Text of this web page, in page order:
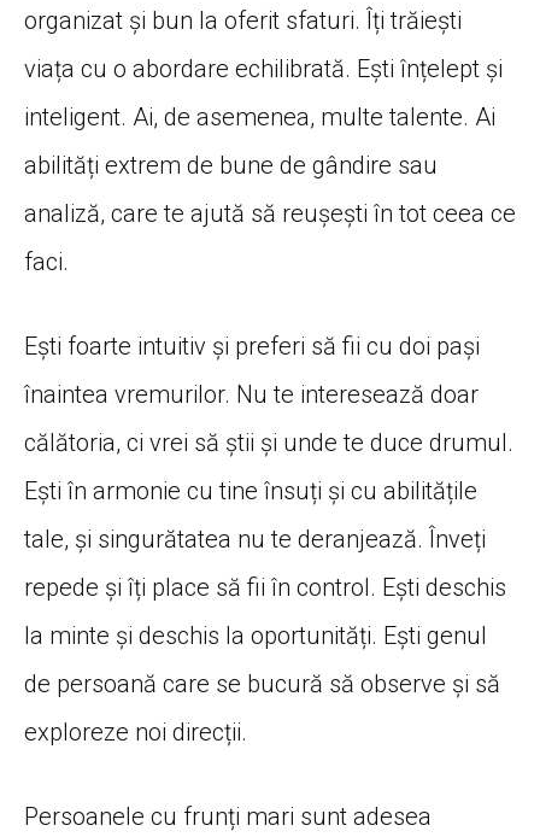
organizat și bun la oferit sfaturi. Îți trăiești
viața cu o abordare echilibrată. Ești înțelept și
inteligent. Ai, de asemenea, multe talente. Ai
abilități extrem de bune de gândire sau
analiză, care te ajută să reușești în tot ceea ce
faci.
Ești foarte intuitiv și preferi să fii cu doi pași
înaintea vremurilor. Nu te interesează doar
călătoria, ci vrei să știi și unde te duce drumul.
Ești în armonie cu tine însuți și cu abilitățile
tale, și singurătatea nu te deranjează. Înveți
repede și îți place să fii în control. Ești deschis
la minte și deschis la oportunități. Ești genul
de persoană care se bucură să observe și să
exploreze noi direcții.
Persoanele cu frunți mari sunt adesea